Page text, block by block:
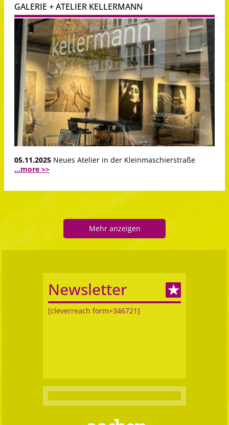
GALERIE + ATELIER KELLERMANN
05.11.2025 Neues Atelier in der Kleinmaschierstraße
...more >>
Mehr anzeigen
Newsletter
[cleverreach form=346721]